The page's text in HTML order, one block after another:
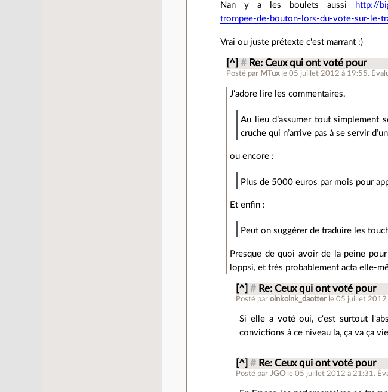
Nan y a les boulets aussi
http://
trompee-de-bouton-lors-du-vote-sur-le-
Vrai ou juste prétexte c'est marrant :)
[^] # Re: Ceux qui ont voté pour
Posté par MTux le 05 juillet 2012 à 19:55.
J'adore lire les commentaires.
Au lieu d’assumer tout simplement
cruche qui n’arrive pas à se servir
ou encore :
Plus de 5000 euros par mois pour
Et enfin :
Peut on suggérer de traduire les
Presque de quoi avoir de la peine
loppsi, et très probablement acta elle-
[^] # Re: Ceux qui ont voté pour
Posté paroinkoink_daotter le 05 juillet 2012
Si elle a voté oui, c'est surtout
convictions à ce niveau la, ça va ça
[^] # Re: Ceux qui ont voté pour
Posté parJGO le 05 juillet 2012 à 21:31 .